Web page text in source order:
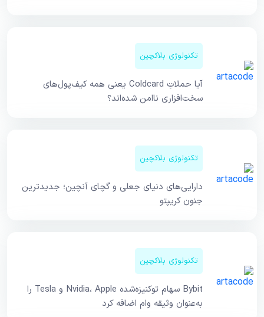
تکنولوژی بلاکچین
آیا حملاتِ Coldcard یعنی همه کیف‌پول‌های
سخت‌افزاری ناامن شده‌اند؟
تکنولوژی بلاکچین
دارایی‌های دنیای جعلی و گچای آنچین؛ جدیدترین
جنون کریپتو
تکنولوژی بلاکچین
Bybit سهام توکنیزه‌شده Nvidia، Apple و Tesla را
به‌عنوان وثیقه وام اضافه کرد